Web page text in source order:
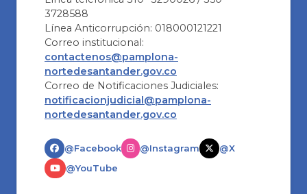
3728588
Línea Anticorrupción: 018000121221
Correo institucional:
contactenos@pamplona-
nortedesantander.gov.co
Correo de Notificaciones Judiciales:
notificacionjudicial@pamplona-
nortedesantander.gov.co
@Facebook @Instagram
@X
@YouTube